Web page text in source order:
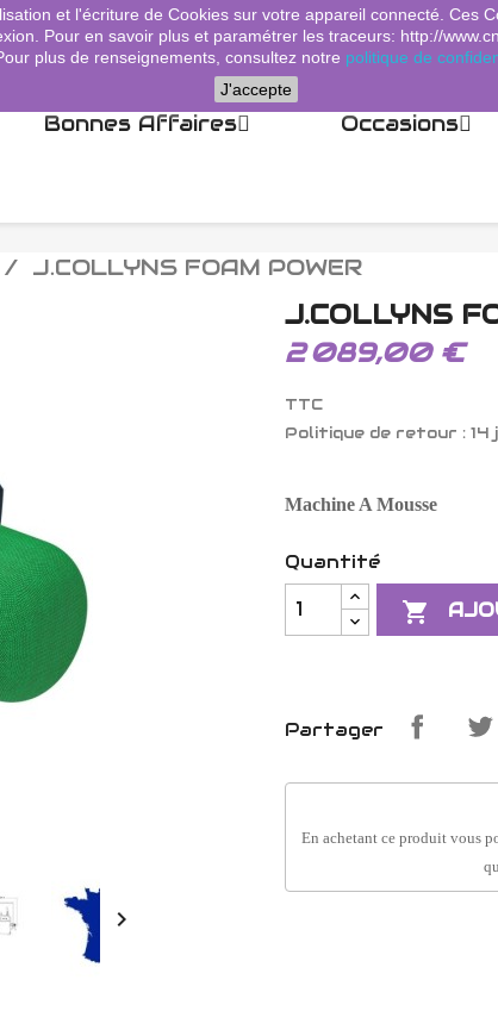
Bonnes Affaires Occasions
J.COLLYNS FOAM POWER

J.COLLYNS
2 089,00 €
TTC
Politique de retour : 14
Machine A Mousse
Quantité

Partager
En achetant ce produit vous
et l'écriture de Cookies sur votre appareil connecté. Ces
Pour en savoir plus et paramétrer les traceurs: http://
plus de renseignements, consultez notre politique de
J'accepte